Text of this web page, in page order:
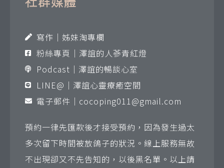
寫作｜姊妹淘專欄
粉絲專頁｜澤誼的人蔘青紅燈
Podcast｜澤誼的暢談心室
LINE@｜澤誼心靈療癒空間
電子郵件｜ cocoping011@gmail.com
預約一律先匯款後才接受預約，因為發生過太
多次留下時間被放鴿子的狀況。線上服務無故
不出現卻又不先告知的，以後黑名單。以上請